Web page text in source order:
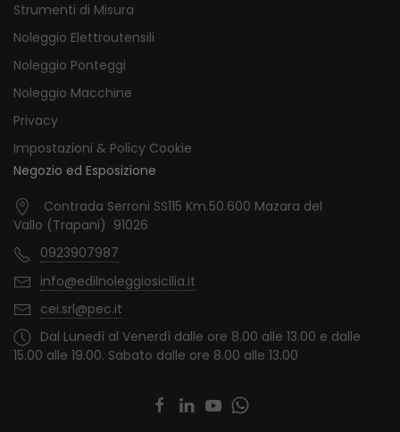
Strumenti di Misura
Noleggio Elettroutensili
Noleggio Ponteggi
Noleggio Macchine
Privacy
Impostazioni & Policy Cookie
Negozio ed Esposizione
Contrada Serroni SS115 Km.50.600 Mazara del
Vallo (Trapani) 91026
0923907987
info@edilnoleggiosicilia.it
cei.srl@pec.it
Dal Lunedì al Venerdì dalle ore 8.00 alle 13.00 e dalle
15.00 alle 19.00. Sabato dalle ore 8.00 alle 13.00